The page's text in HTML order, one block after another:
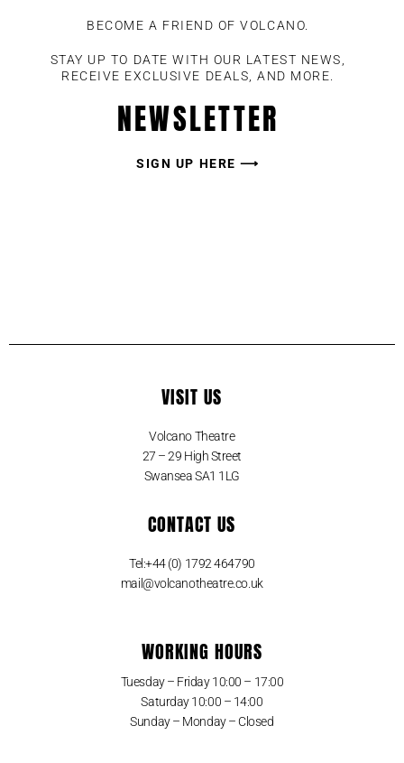
BECOME A FRIEND OF VOLCANO.
STAY UP TO DATE WITH OUR LATEST NEWS,
RECEIVE EXCLUSIVE DEALS, AND MORE.
NEWSLETTER
SIGN UP HERE ⟶
VISIT US
Volcano Theatre
27 – 29 High Street
Swansea SA1 1LG
CONTACT US
Tel:+44 (0) 1792 464790
mail@volcanotheatre.co.uk
WORKING HOURS
Tuesday – Friday 10:00 – 17:00
Saturday 10:00 – 14:00
Sunday – Monday – Closed